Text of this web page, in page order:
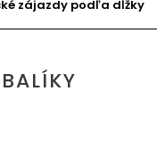
zájazdy podľa dĺžky